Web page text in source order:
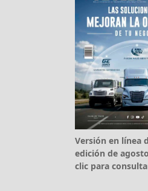
Versión en línea
edición de
clic para